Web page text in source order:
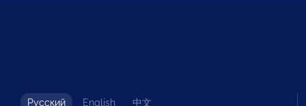
Русский English 中文